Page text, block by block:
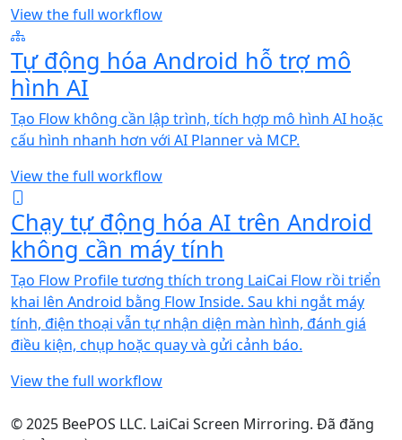
View the full workflow
Tự động hóa Android hỗ trợ mô
hình AI
Tạo Flow không cần lập trình, tích hợp mô hình AI hoặc
cấu hình nhanh hơn với AI Planner và MCP.
View the full workflow
Chạy tự động hóa AI trên Android
không cần máy tính
Tạo Flow Profile tương thích trong LaiCai Flow rồi triển
khai lên Android bằng Flow Inside. Sau khi ngắt máy
tính, điện thoại vẫn tự nhận diện màn hình, đánh giá
điều kiện, chụp hoặc quay và gửi cảnh báo.
View the full workflow
© 2025 BeePOS LLC. LaiCai Screen Mirroring. Đã đăng